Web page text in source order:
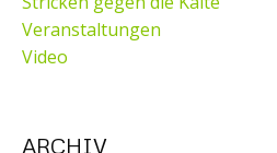
Veranstaltungen
Video
ARCHIV